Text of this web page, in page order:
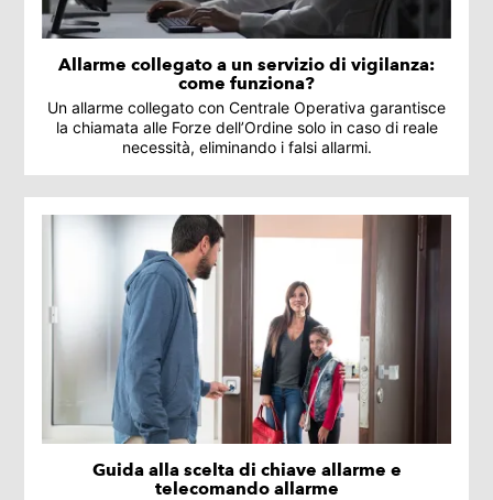
Allarme collegato a un servizio di vigilanza:
come funziona?
Un allarme collegato con Centrale Operativa garantisce
la chiamata alle Forze dell’Ordine solo in caso di reale
necessità, eliminando i falsi allarmi.
Guida alla scelta di chiave allarme e
telecomando allarme